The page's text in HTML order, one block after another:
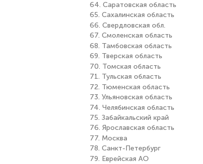
64. Саратовская область
65. Сахалинская область
66. Свердловская обл.
67. Смоленская область
68. Тамбовская область
69. Тверская область
70. Томская область
71. Тульская область
72. Тюменская область
73. Ульяновская область
74. Челябинская область
75. Забайкальский край
76. Ярославская область
77. Москва
78. Санкт-Петербург
79. Еврейская АО